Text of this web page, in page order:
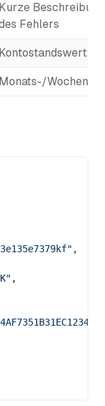
Kurze Beschreibung
Fehlers
Kontostandswert in
Monats-/
,
,